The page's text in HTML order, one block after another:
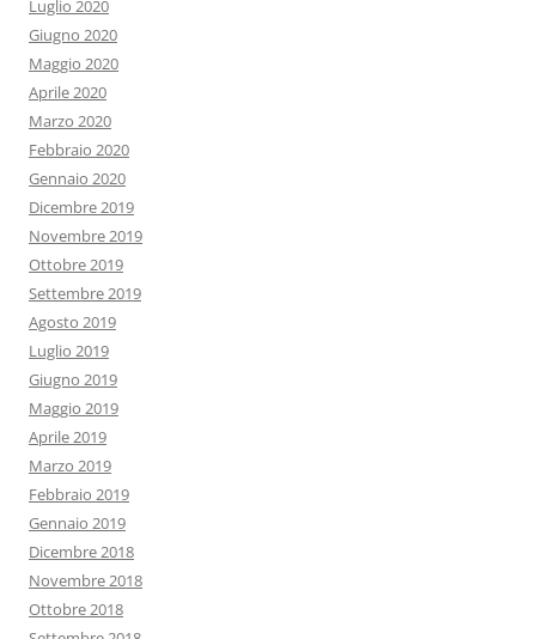
Luglio 2020
Giugno 2020
Maggio 2020
Aprile 2020
Marzo 2020
Febbraio 2020
Gennaio 2020
Dicembre 2019
Novembre 2019
Ottobre 2019
Settembre 2019
Agosto 2019
Luglio 2019
Giugno 2019
Maggio 2019
Aprile 2019
Marzo 2019
Febbraio 2019
Gennaio 2019
Dicembre 2018
Novembre 2018
Ottobre 2018